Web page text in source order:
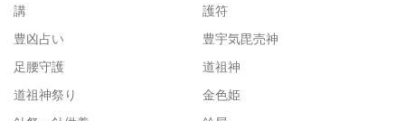
講
護符
豊凶占い
豊宇気毘売神
足腰守護
道祖神
道祖神祭り
金色姫